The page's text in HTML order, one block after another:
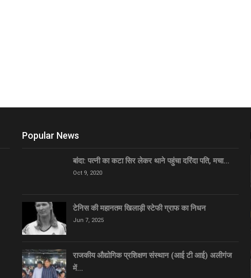
Popular News
बांदा: पत्नी का कटा सिर लेकर थाने पहुंचा दरिंदा पति, मचा…
Oct 9, 2020
टेनिस की महानतम खिलाड़ी स्टेफी ग्राफ का निधन
Jun 7, 2025
राजकीय औद्योगिक प्रशिक्षण संस्थान (आई टी आई) अलीगंज
में…